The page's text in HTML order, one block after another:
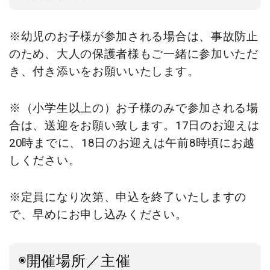
※幼児のお子様が参加される場合は、事故防止
のため、大人の保護者様もご一緒に参加いただ
き、付き添いをお願いいたします。
※（小学生以上の）お子様のみで参加される場
合は、送迎をお願い致します。17日のお迎えは
20時までに、18日のお迎えは午前8時頃にお越
しください。
※定員になり次第、申込を終了いたしますの
で、早めにお申し込みください。
◉開催場所／主催